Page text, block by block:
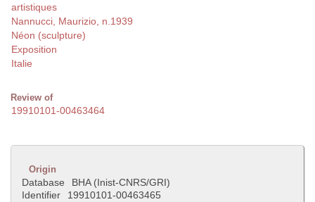
artistiques
Nannucci, Maurizio, n.1939
Néon (sculpture)
Exposition
Italie
Review of
19910101-00463464
Origin
Database
BHA (Inist-CNRS/GRI)
Identifier
19910101-00463465